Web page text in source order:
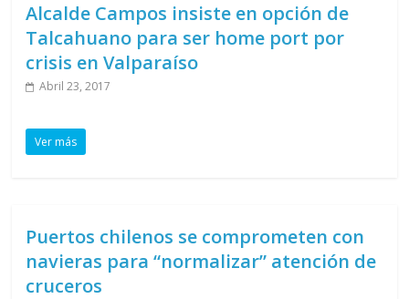
Alcalde Campos insiste en opción de
Talcahuano para ser home port por
crisis en Valparaíso
Abril 23, 2017
Ver más
Puertos chilenos se comprometen con
navieras para “normalizar” atención de
cruceros